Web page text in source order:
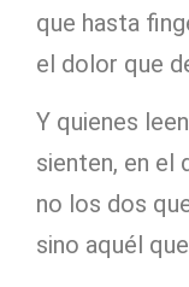
que hasta
el dolor que
Y quienes
sienten, en el
no los dos
sino aquél